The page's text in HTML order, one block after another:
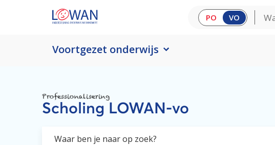
PO VO
Voortgezet onderwijs
Professionalisering
Scholing LOWAN-vo